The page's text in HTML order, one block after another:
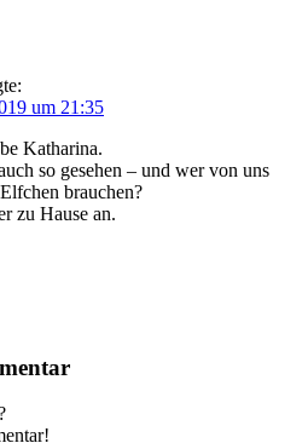
um 21:35
Katharina.
so gesehen – und wer von uns
brauchen?
zu Hause an.